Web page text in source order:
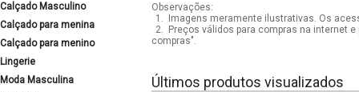
Calçado Masculino
Calçado para menina
Calçado para menino
Lingerie
Moda Masculina
Observações:
1.
Imagens meramente ilustrativas. Os
2.
Preços válidos para compras na internet
compras".
Últimos produtos visualizados